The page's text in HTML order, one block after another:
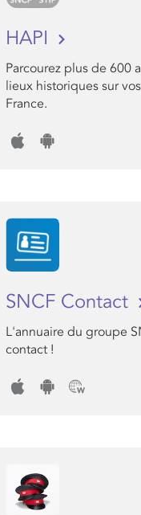
HAPI
Parcourez plus de 600
lieux historiques sur
France.
SNCF Contact
L'annuaire du groupe
contact !